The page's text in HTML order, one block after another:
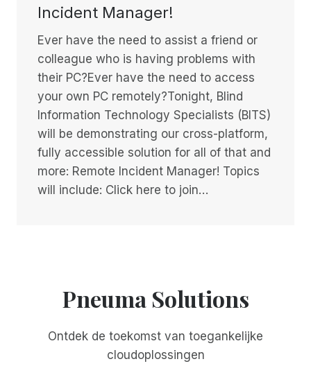
Incident Manager!
Ever have the need to assist a friend or
colleague who is having problems with
their PC?Ever have the need to access
your own PC remotely?Tonight, Blind
Information Technology Specialists (BITS)
will be demonstrating our cross-platform,
fully accessible solution for all of that and
more: Remote Incident Manager! Topics
will include: Click here to join…
Pneuma Solutions
Ontdek de toekomst van toegankelijke
cloudoplossingen